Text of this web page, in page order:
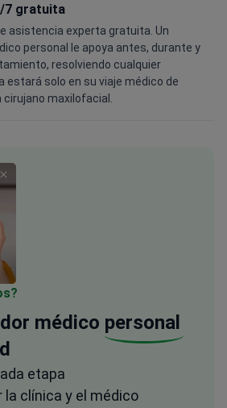
7 gratuita
asistencia experta gratuita. Un
personal le apoya antes, durante y
resolviendo cualquier
estará solo en su viaje médico de
maxilofacial.
médico personal
etapa
la clínica y el médico